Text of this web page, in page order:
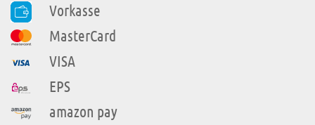
Vorkasse
MasterCard
VISA
EPS
amazon pay